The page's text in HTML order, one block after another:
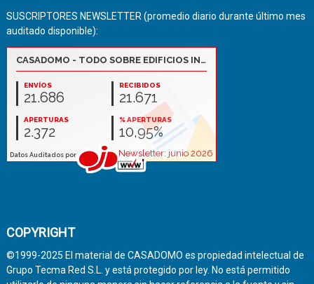
SUSCRIPTORES NEWSLETTER (promedio diario durante último mes
auditado disponible):
COPYRIGHT
©1999-2025 El material de CASADOMO es propiedad intelectual de
Grupo Tecma Red S.L. y está protegido por ley. No está permitido